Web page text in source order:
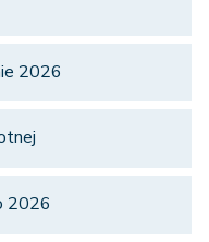
2026
2026